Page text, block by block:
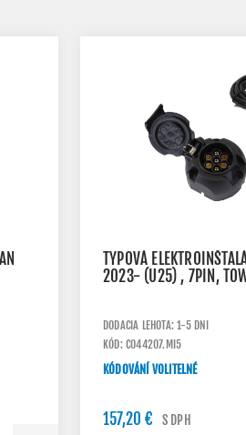
TYPOVÁ
2023- (U25) , 7PIN,
DODACIA LEHOTA: 1-5 DNI
KÓD: C044207.MI5
KÓDOVÁNÍ VOLITELNÉ
157,20 € S DPH